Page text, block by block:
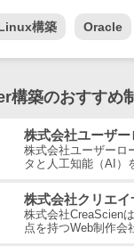
ビス
マニュアル作
物品管理シス
テム
RPAツール
帳票作成サー
構築 Oracle
構築のおすすめ
株式会社ユーザー
株式会社ユーザーロ
タと人工知能（AI）
する技術ベンチャー
株式会社クリエイ
株式会社CreaScien
点を持つWeb制作会